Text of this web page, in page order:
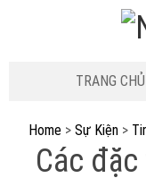
TRANG CHỦ
Home >Sự Kiện >
Các